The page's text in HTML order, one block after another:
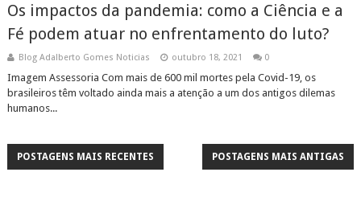
Os impactos da pandemia: como a Ciência e a
Fé podem atuar no enfrentamento do luto?
Blog Adalberto Gomes Noticias outubro 18, 2021 0
Imagem Assessoria Com mais de 600 mil mortes pela Covid-19, os
brasileiros têm voltado ainda mais a atenção a um dos antigos dilemas
humanos...
POSTAGENS MAIS RECENTES POSTAGENS MAIS ANTIGAS